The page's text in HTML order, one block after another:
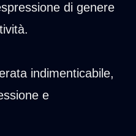
di genere
indimenticabile,
e